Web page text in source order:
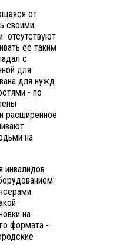
от
своими
отсутствуют
ее таким
с
для
для нужд
- по
расширенное
на
инвалидов
на
формата -